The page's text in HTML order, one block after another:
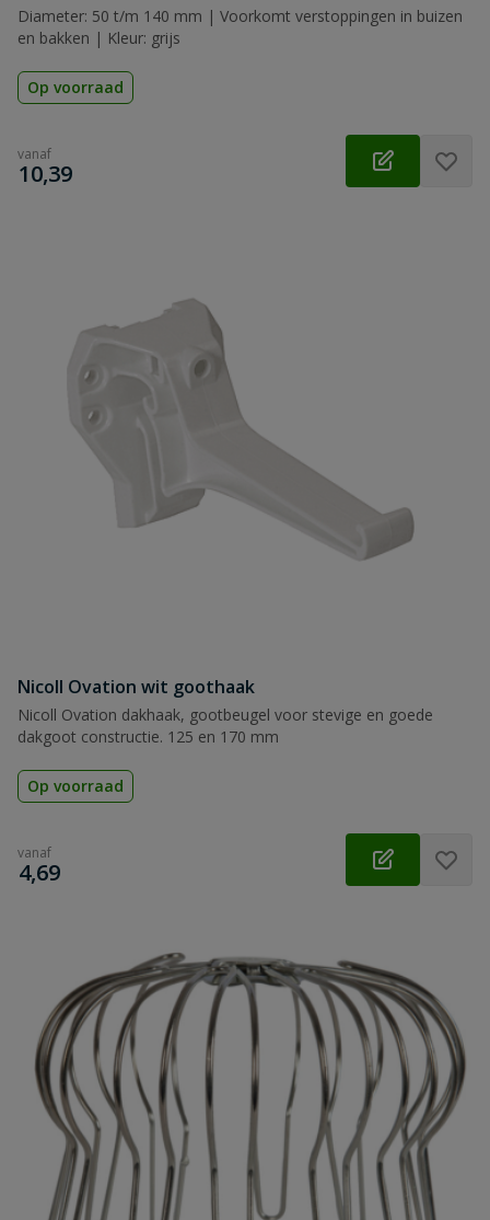
Diameter: 50 t/m 140 mm | Voorkomt verstoppingen in buizen
en bakken | Kleur: grijs
Op voorraad
vanaf
€
10,39
Nicoll Ovation wit goothaak
Nicoll Ovation dakhaak, gootbeugel voor stevige en goede
dakgoot constructie. 125 en 170 mm
Op voorraad
vanaf
€
4,69